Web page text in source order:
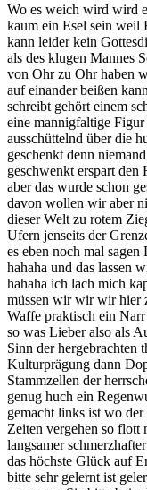
Wo es weich wird wird
kaum ein Esel sein weil
kann leider kein
als des klugen Mannes
von Ohr zu Ohr haben
auf einander beißen
schreibt gehört einem
eine mannigfaltige
ausschüttelnd über die
geschenkt denn
geschwenkt erspart den
aber das wurde schon
davon wollen wir aber
dieser Welt zu rotem
Ufern jenseits der
es eben noch mal
hahaha und das lassen
hahaha ich lach mich
müssen wir wir wir hier
Waffe praktisch ein
so was Lieber also als
Sinn der hergebrachten
Kulturprägung dann
Stammzellen der
genug huch ein
gemacht links ist wo
Zeiten vergehen so flott
langsamer
das höchste Glück auf
bitte sehr gelernt ist